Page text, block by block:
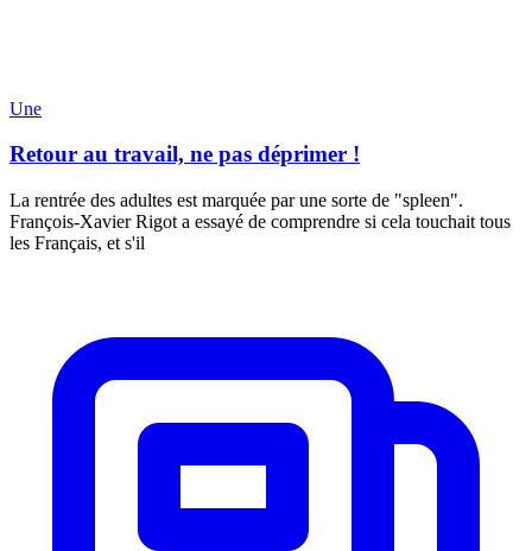
Une
Retour au travail, ne pas déprimer !
La rentrée des adultes est marquée par une sorte de "spleen".
François-Xavier Rigot a essayé de comprendre si cela touchait tous
les Français, et s'il